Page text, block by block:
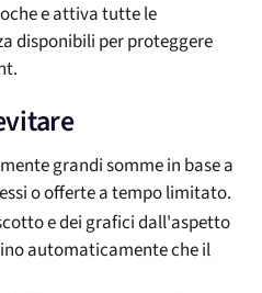
e attiva tutte le
disponibili per proteggere
grandi somme in base a
o offerte a tempo limitato.
e dei grafici dall'aspetto
automaticamente che il